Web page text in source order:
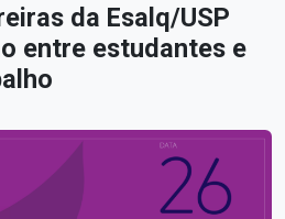
da Esalq/USP
entre estudantes e